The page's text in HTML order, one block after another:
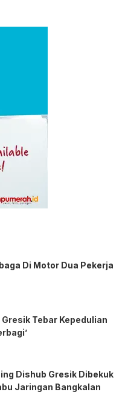
Di Motor Dua Pekerja
Tebar Kepedulian
Dishub Gresik Dibekuk
Jaringan Bangkalan